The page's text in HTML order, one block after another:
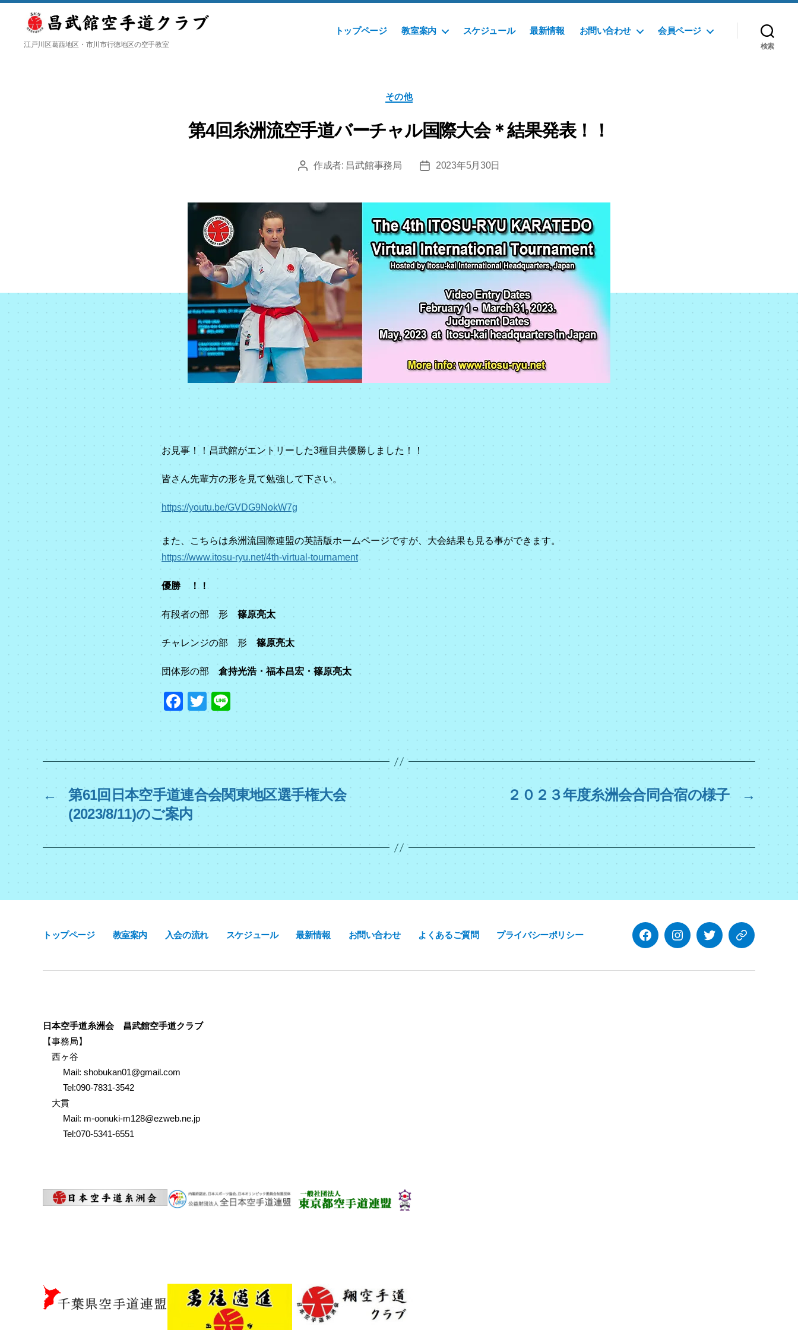
日
江戸川区葛西地区・市川市行徳地区の空手教室
トップページ 教室案内 スケジュール 最新情報 お問い合わせ 会員ページ
検索
カ
テ
リ
ー
その他
第4回糸洲流空手道バーチャル国際大会＊結果発表！！
投 作成者: 昌武館事務局
投
2023年5月30日
お見事！！昌武館がエントリーした3種目共優勝しました！！
皆さん先輩方の形を見て勉強して下さい。
https://youtu.be/GVDG9NokW7g
また、こちらは糸洲流国際連盟の英語版ホームページですが、大会結果も見る事ができます。
https://www.itosu-ryu.net/4th-virtual-tournament
優勝 ！！
有段者の部 形篠原亮太
チャレンジの部 形篠原亮太
団体形の部倉持光浩・福本昌宏・篠原亮太
F
a
c
e
b
o
o
k
T
wi
tt
er
Li
n
e
←
第61回日本空手道連合会関東地区選手権大会
(2023/8/11)のご案内
→
２０２３年度糸洲会合同合宿の様子
トップページ 教室案内 入会の流れ スケジュール 最新情報 お問い合わせ よくあるご質問 プライバシーポリシー
facebookInstagramtwitter Ameba
日本空手道糸洲会 昌武館空手道クラブ
【事務局】
西ヶ谷
Mail: shobukan01@gmail.com
Tel:090-7831-3542
大貫
Mail: m-oonuki-m128@ezweb.ne.jp
Tel:070-5341-6551